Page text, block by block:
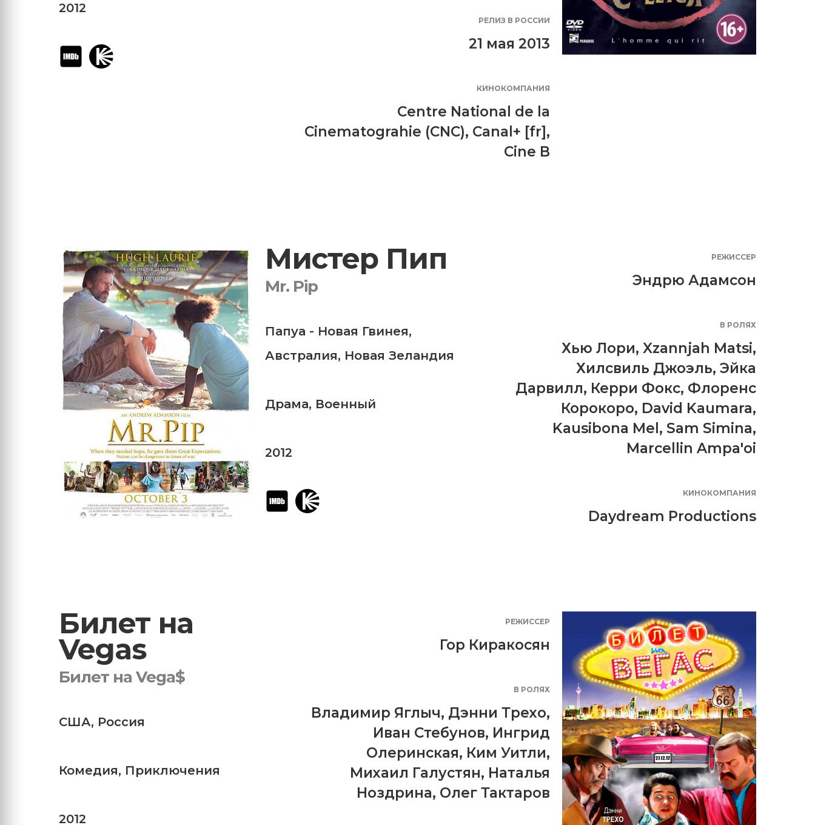
2012
РЕЛИЗ В РОССИИ
21 мая 2013
КИНОКОМПАНИЯ
Centre National de la
Cinematograhie (CNC), Canal+ [fr] ,
Cine B
Мистер Пип
Mr. Pip
Папуа - Новая Гвинея,
Австралия, Новая Зеландия
Драма, Военный
2012
РЕЖИССЕР
Эндрю Адамсон
В РОЛЯХ
Хью Лори, Xzannjah Matsi,
Хилсвиль Джоэль, Эйка
Дарвилл, Керри Фокс, Флоренс
Корокоро, David Kaumara,
Kausibona Mel , Sam Simina,
Marcellin Ampa'oi
КИНОКОМПАНИЯ
Daydream Productions
Билет на
Vegas
Билет на Vega$
США, Россия
Комедия, Приключения
2012
РЕЖИССЕР
Гор Киракосян
В РОЛЯХ
Владимир Яглыч, Дэнни Трехо,
Иван Стебунов, Ингрид
Олеринская, Ким Уитли,
Михаил Галустян, Наталья
Ноздрина, Олег Тактаров